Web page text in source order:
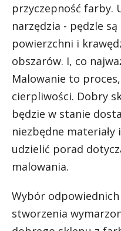
przyczepność farby.
narzędzia - pędzle
powierzchni i
obszarów. I, co
Malowanie to
cierpliwości. Dobry
będzie w stanie
niezbędne materiały
udzielić porad
malowania.
Wybór
stworzenia